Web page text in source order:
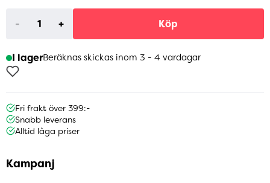
- + Köp
I lagerBeräknas skickas inom 3 - 4 vardagar
Fri frakt över 399:-
Snabb leverans
Alltid låga priser
Kampanj